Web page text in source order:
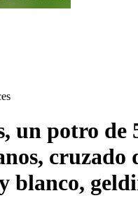
un potro de
cruzado
blanco,